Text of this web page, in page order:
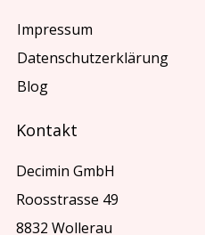
Kontakt
Decimin GmbH
Roosstrasse 49
8832 Wollerau
Impressum
Datenschutzerklärung
Blog